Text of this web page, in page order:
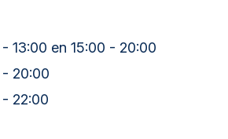
13:00 en 15:00 - 20:00
- 20:00
- 22:00